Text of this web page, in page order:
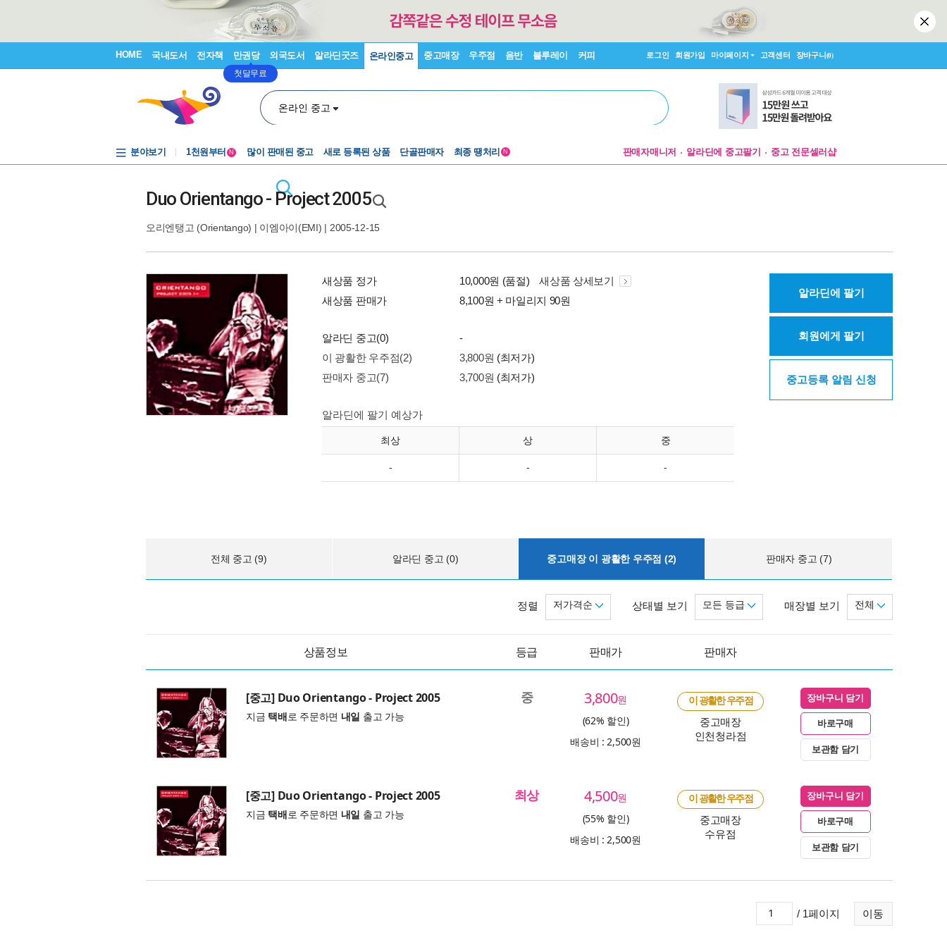
HOME 국내도서 전자책 만권당
첫달무료
외국도서 알라딘굿즈 온라인중고 중고매장 우주점 음반 블루레이 커피 로그인 회원가입 마이페이지 고객센터 장바구니(0)
온라인 중고
분야보기
1천원부터
N 많이 판매된 중고 새로 등록된 상품 단골판매자 최종 땡처리 N 판매자매니저 알라딘에 중고팔기 중고 전문셀러샵
Duo Orientango - Project 2005
오리엔탱고 (Orientango) | 이엠아이(EMI) | 2005-12-15
새상품 정가 10,000원 (품절)
새상품 상세보기
새상품 판매가
8,100원 + 마일리지 90원
알라딘 중고(0)
-
이 광활한 우주점(2)
3,800원 (최저가)
판매자 중고(7)
3,700원 (최저가)
알라딘에 팔기 예상가
최상 상 중
- - -
알라딘에 팔기
회원에게 팔기
중고등록 알림 신청
전체 중고 (9) 알라딘 중고 (0) 중고매장 이 광활한 우주점 (2) 판매자 중고 (7)
매장별 보기 전체
상태별 보기 모든 등급
정렬 저가격순
상품정보 등급 판매가 판매자
[중고] Duo Orientango - Project 2005
지금 택배로 주문하면 내일 출고 가능
중 3,800원
(62% 할인)
배송비 : 2,500원
이 광활한 우주점
중고매장
인천청라점
장바구니 담기
바로구매
보관함 담기
[중고] Duo Orientango - Project 2005
지금 택배로 주문하면 내일 출고 가능
최상 4,500원
(55% 할인)
배송비 : 2,500원
이 광활한 우주점
중고매장
수유점
장바구니 담기
바로구매
보관함 담기
이동
/ 1페이지